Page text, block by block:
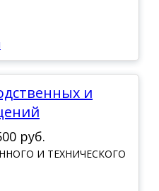
руб.
И ТЕХНИЧЕСКОГО